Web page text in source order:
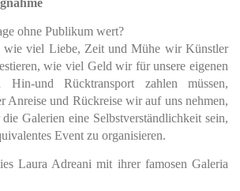
ohne Publikum wert?
wie viel Liebe, Zeit und Mühe wir Künstler
wie viel Geld wir für unsere eigenen
Hin-und Rücktransport zahlen müssen,
Anreise und Rückreise wir auf uns nehmen,
Galerien eine Selbstverständlichkeit sein,
Event zu organisieren.
Laura Adreani mit ihrer famosen Galeria